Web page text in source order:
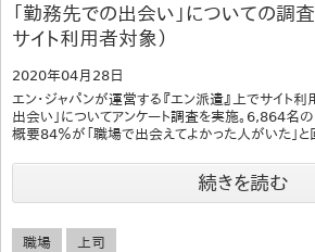
「勤務先での出会い」についての調査
サイト利用者対象）
2020年04月28日
エン・ジャパンが運営する『エン派遣』上でサイト
出会い」についてアンケート調査を実施。6,864名
概要84％が「職場で出会えてよかった人がいた」と
続きを読む
職場 上司